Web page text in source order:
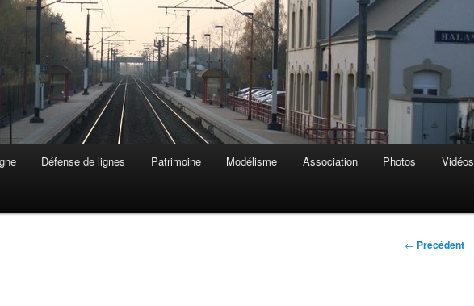
Défense de lignes Patrimoine Modélisme Association Photos Vidéos
Navigation
← Précédent